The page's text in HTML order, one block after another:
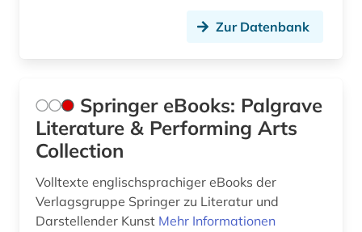
Zur Datenbank
Springer eBooks: Palgrave
Literature & Performing Arts
Collection
Volltexte englischsprachiger eBooks der
Verlagsgruppe Springer zu Literatur und
Darstellender Kunst Mehr Informationen